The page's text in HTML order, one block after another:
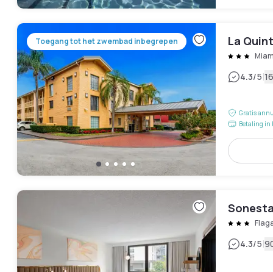
Toegang tot het zwembad inbegrepen La
4.3/5|
Gratis
Betaling in
4.3/5|